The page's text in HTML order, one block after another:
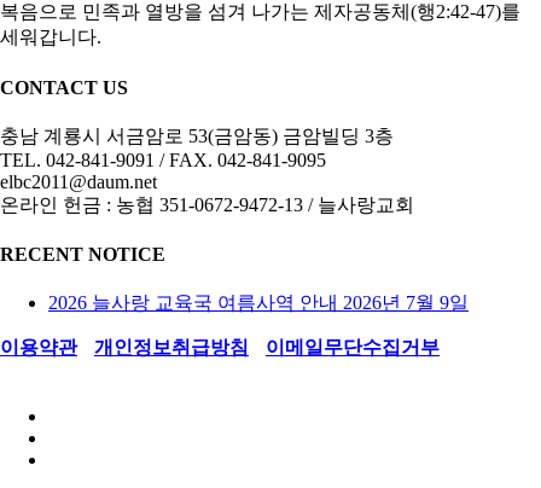
복음으로 민족과 열방을 섬겨 나가는 제자공동체(행2:42-47)를
세워갑니다.
CONTACT US
충남 계룡시 서금암로 53(금암동) 금암빌딩 3층
TEL. 042-841-9091 / FAX. 042-841-9095
elbc2011@daum.net
온라인 헌금 : 농협 351-0672-9472-13 / 늘사랑교회
RECENT NOTICE
2026 늘사랑 교육국 여름사역 안내 2026년 7월 9일
이용약관I 개인정보취급방침
이메일무단수집거부